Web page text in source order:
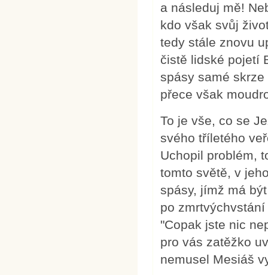
a následuj mě!
kdo však svůj
tedy stále znovu
čistě lidské pojetí
spásy samé
přece však
To je vše, co se
svého tříletého
Uchopil problém,
tomto světě, v
spásy, jímž má
po
"Copak jste nic
pro vás zatěžko
nemusel Mesiáš